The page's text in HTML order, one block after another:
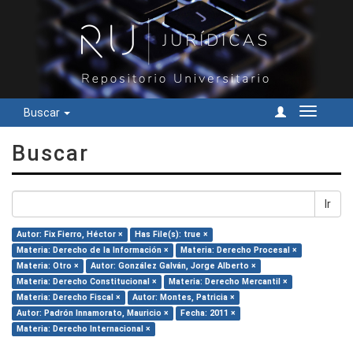
Buscar
Cambiar
Buscar
Ir
Autor: Fix Fierro, Héctor ×
Has File(s): true ×
Materia: Derecho de la Información ×
Materia: Derecho Procesal ×
Materia: Otro ×
Autor: González Galván, Jorge Alberto ×
Materia: Derecho Constitucional ×
Materia: Derecho Mercantil ×
Materia: Derecho Fiscal ×
Autor: Montes, Patricia ×
Autor: Padrón Innamorato, Mauricio ×
Fecha: 2011 ×
Materia: Derecho Internacional ×